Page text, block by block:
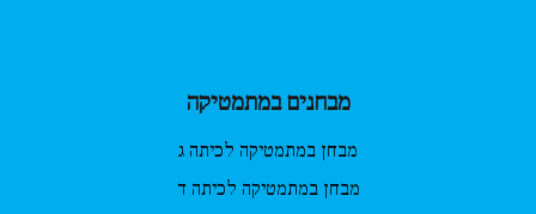
מבחנים במתמטיקה
מבחן במתמטיקה לכיתה ג
מבחן במתמטיקה לכיתה ד